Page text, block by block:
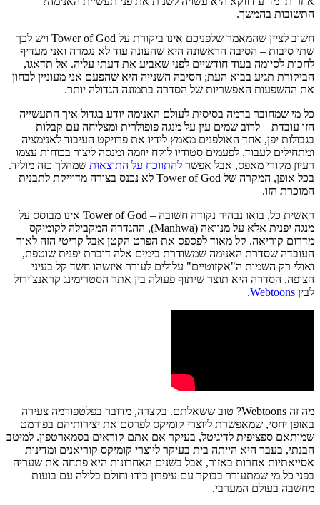
התשובות בהמשך.
חשוב לציין שהמאמר שלפניכם אינו ביקורת על Tower of God ויש לכך
שתי סיבות – הסיבה הראשונה היא שהעונה עוד לא נגמרה ואני מעדיף
לחכות לסיומה בעוד חודשיים לפני שאביע את דעתי עליה. אל תדאגו,
הביקורת תגיע בבוא העת; הסיבה השנייה היא שהפעם אני מעוניין לבחון
את ההשפעות האפשריות של הסדרה בתמונה הגדולה יותר.
כל מי שמחובר ברמה בסיסית לעולם האנימה יודע בגדול איך התעשייה
הזו עובדת – לרוב שמים עין על מנגה פופולרית ומצליחה עם קבלות
בגבולות יפן, אחד האולפנים מאמץ לידיו את פרויקט העיבוד לאנימציה
ומתחילים לעבוד. לפעמים סטודיו לוקח יוזמה ומנסה ליצור בכוחות עצמו
רעיון מקורי מאפס, אבל אפשר להתווכח על התוצאות שמהלך כזה מוליד.
בכל אופן, המקרה של Tower of God לא נכנס בצורה מדוייקת לתבנית
המוכרת הזו.
ראשית כל, בואו נבהיר נקודה חשובה – Tower of God אינו מבוסס על
מנגה יפנית אלא על מנוואה (Manhwa), ההגדרה המקבילה לקומיקס
מדרום קוריאה. קל מאוד לפספס את הפרט הקטן אבל קריטי הזה לאור
העובדה שסדרת האנימה שמשודרת בימים אלה דוברת יפנית שוטפת,
ואולי רק השמות ה"אקזוטיים" עלולים לעורר איזשהו חשד קל בעיני
הצופה. הסדרה היא תוצר שיתוף פעולה בין אתר הסטרימינג קראנצ'ירול
לבין Webtoons
.
מה זה Webtoons? טוב ששאלתם. בקצרה, מדובר בפלטפורמה צעירה
באופן יחסי, שמאפשרת ליוצרי קומיקס לפרסם את יצירותיהם בפורמט
שמותאם ספציפית לדיגיטל, בעיקר אם אתם קוראים בסמארטפון. למיטב
הבנתי, בעבר היא הייתה בית בעיקר ליוצרי קומיקס קוריאנים ומדינות
אסייאתיות אחרות באזור, אבל בשנים האחרונות היא פתחה את שעריה
בפני כל מי שמתעורר בבוקר עם עיפרון בידו וחולם בלילה עם בועות
מחשבה בעולם המערבי.